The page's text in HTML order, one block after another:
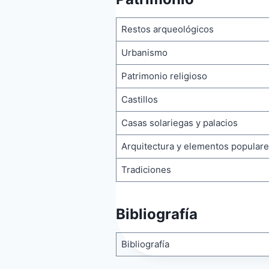
Restos arqueológicos
Urbanismo
Patrimonio religioso
Castillos
Casas solariegas y palacios
Arquitectura y elementos
Tradiciones
Bibliografía
Bibliografía